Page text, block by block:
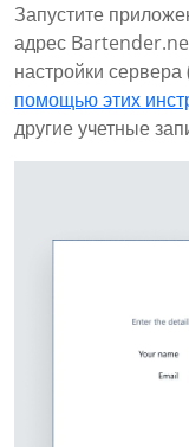
Запустите
адрес
настройки сервера
помощью этих
другие учетные